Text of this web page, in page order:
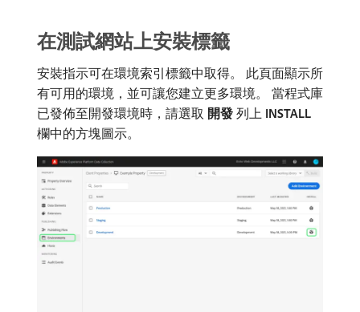
在測試網站上安裝標籤
安裝指示可在環境索引標籤中取得。 此頁面顯示所
有可用的環境，並可讓您建立更多環境。 當程式庫
已發佈至開發環境時，請選取​ 開發 ​列上​ INSTALL
欄中的方塊圖示。